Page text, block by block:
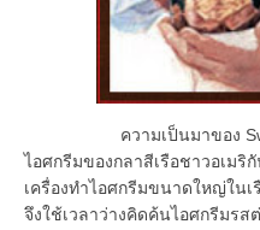
ความเป็นมาของ
ไอศกรีมของกลาสีเรือชาวอเมริ
เครื่องทำไอศกรีมขนาดใหญ่ใน
จึงใช้เวลาว่างคิดค้นไอศกรีมรส